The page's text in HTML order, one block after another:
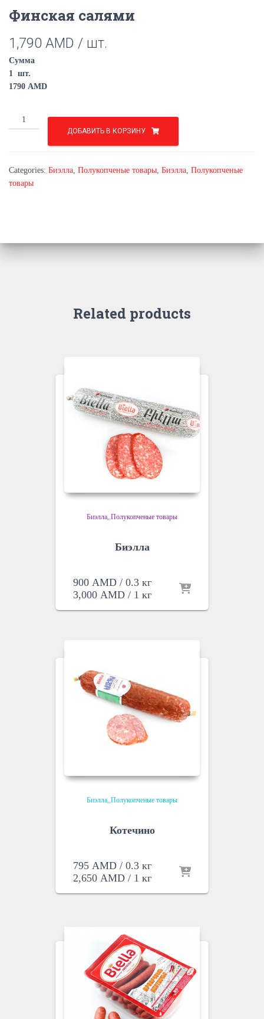
Финская салями
1,790 AMD / шт.
Сумма
1 шт.
1790 AMD
Финская
салями
ДОБАВИТЬ В КОРЗИНУ
Categories: Биэлла, Полукопченые товары, Биэлла, Полукопченые
товары
Related products
Биэлла ,Полукопченые товары
Биэлла
900 AMD / 0.3 кг
3,000 AMD / 1 кг
Биэлла ,Полукопченые товары
Котечино
795 AMD / 0.3 кг
2,650 AMD / 1 кг